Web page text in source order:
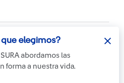
elegimos?
abordamos las
forma a nuestra vida.
S.A.